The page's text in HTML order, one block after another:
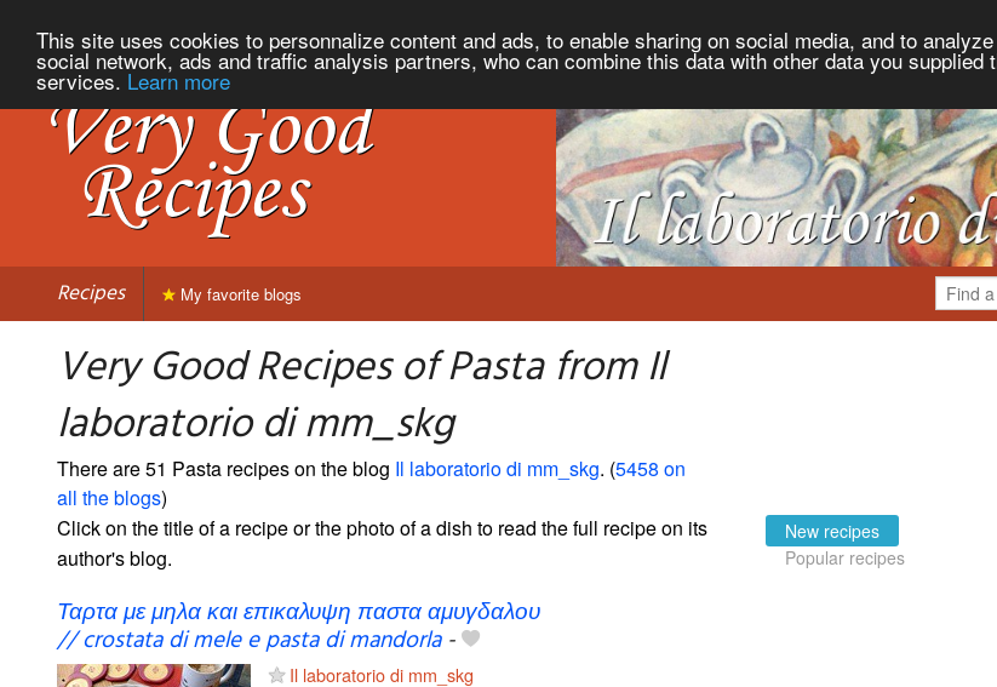
This site uses cookies to personnalize content and ads, to enable sharing on social media, and to
social network, ads and traffic analysis partners, who can combine this data with other data you
services. Learn more
Recipes My favorite blogs
Very Good Recipes of Pasta from Il
laboratorio di mm_skg
There are 51 Pasta recipes on the blog Il laboratorio di mm_skg. (5458 on
all the blogs)
Click on the title of a recipe or the photo of a dish to read the full recipe on its
author's blog.
New recipes
Popular recipes
Ταρτα με μηλα και επικαλυψη παστα αμυγδαλου
// crostata di mele e pasta di mandorla-
Il laboratorio di mm_skg